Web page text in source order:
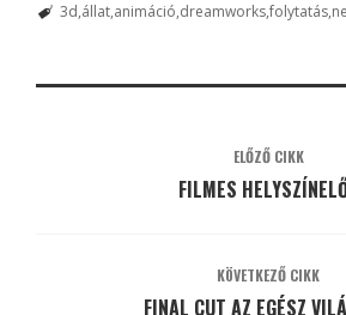
3d állat animáció dreamworksfolytatás
ELŐZŐ CIKK
FILMES
KÖVETKEZŐ CIKK
FINAL CUT AZ EGÉSZ